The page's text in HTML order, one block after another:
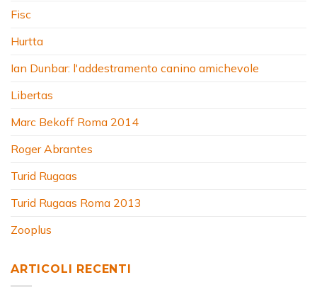
Fisc
Hurtta
Ian Dunbar: l'addestramento canino amichevole
Libertas
Marc Bekoff Roma 2014
Roger Abrantes
Turid Rugaas
Turid Rugaas Roma 2013
Zooplus
ARTICOLI RECENTI